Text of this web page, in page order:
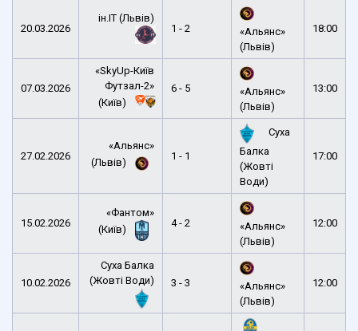
20.03.2026
ін.ІТ (Львів)
1 - 2
«Альянс»
(Львів)
18:00
07.03.2026
«SkyUp-Київ
Футзал-2»
(Київ)
6 - 5
«Альянс»
(Львів)
13:00
27.02.2026
«Альянс»
(Львів)
1 - 1
Суха
Балка
(Жовті
Води)
17:00
15.02.2026
«Фантом»
(Київ)
4 - 2
«Альянс»
(Львів)
12:00
10.02.2026
Суха Балка
(Жовті Води)
3 - 3
«Альянс»
(Львів)
12:00